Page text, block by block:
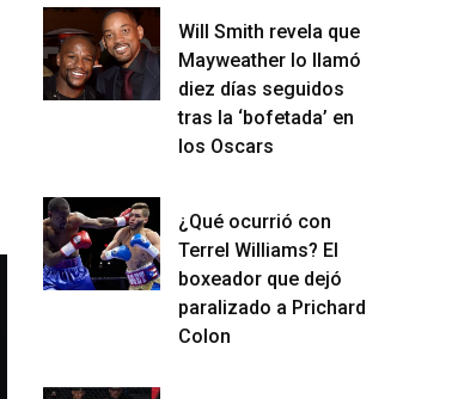
Will Smith revela que
Mayweather lo llamó
diez días seguidos
tras la ‘bofetada’ en
los Oscars
¿Qué ocurrió con
Terrel Williams? El
boxeador que dejó
paralizado a Prichard
Colon